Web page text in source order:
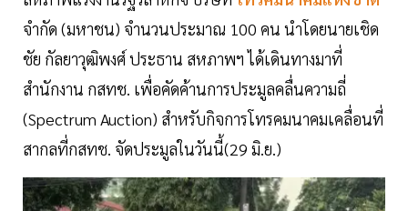
จำกัด (มหาชน) จำนวนประมาณ 100 คน นำโดยนายเชิด
ชัย กัลยาวุฒิพงศ์ ประธาน สหภาพฯ ได้เดินทางมาที่
สำนักงาน กสทช. เพื่อคัดค้านการประมูลคลื่นความถี่
(Spectrum Auction) สำหรับกิจการโทรคมนาคมเคลื่อนที่
สากลที่กสทช. จัดประมูลในวันนี้(29 มิ.ย.)